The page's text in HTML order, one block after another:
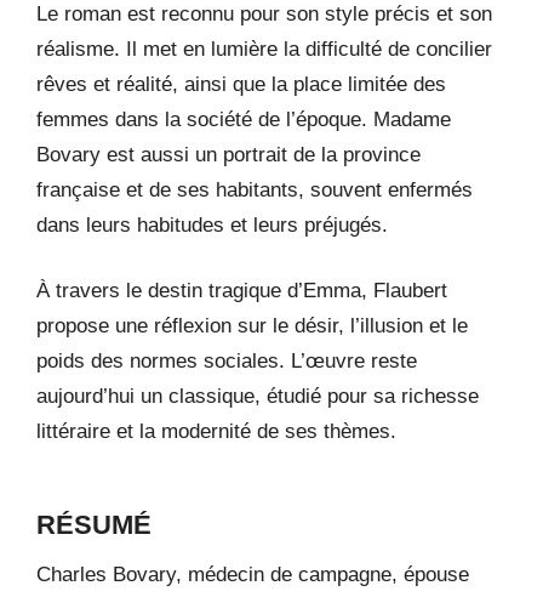
Le roman est reconnu pour son style précis et son
réalisme. Il met en lumière la difficulté de concilier
rêves et réalité, ainsi que la place limitée des
femmes dans la société de l’époque. Madame
Bovary est aussi un portrait de la province
française et de ses habitants, souvent enfermés
dans leurs habitudes et leurs préjugés.
À travers le destin tragique d’Emma, Flaubert
propose une réflexion sur le désir, l’illusion et le
poids des normes sociales. L’œuvre reste
aujourd’hui un classique, étudié pour sa richesse
littéraire et la modernité de ses thèmes.
RÉSUMÉ
Charles Bovary, médecin de campagne, épouse